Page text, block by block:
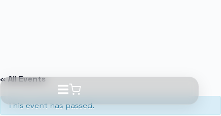
« All Events
This event has passed.